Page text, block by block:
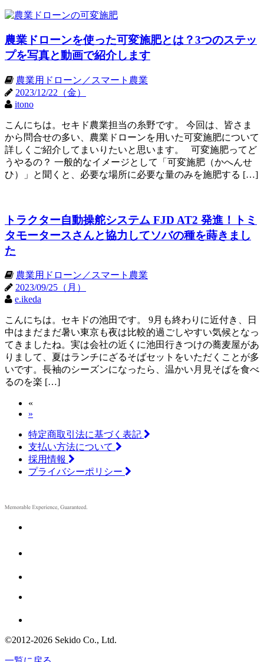
農業ドローンを使った可変施肥とは？3つのステッ
プを写真と動画で紹介します
農業用ドローン／スマート農業
2023/12/22（金）
itono
こんにちは。セキド農業担当の糸野です。 今回は、皆さま
から問合せの多い、農業ドローンを用いた可変施肥について
詳しくご紹介してまいりたいと思います。 可変施肥ってど
うやるの？ 一般的なイメージとして「可変施肥（かへんせ
ひ）」と聞くと、必要な場所に必要な量のみを施肥する […]
トラクター自動操舵システム FJD AT2 発進！トミ
タモータースさんと協力してソバの種を蒔きまし
た
農業用ドローン／スマート農業
2023/09/25（月）
e.ikeda
こんにちは。セキドの池田です。 9月も終わりに近付き、日
中はまだまだ暑い東京も夜は比較的過ごしやすい気候となっ
てきましたね。実は会社の近くに池田行きつけの蕎麦屋があ
りまして、夏はランチにざるそばセットをいただくことが多
いです。長袖のシーズンになったら、温かい月見そばを食べ
るのを楽 […]
«
»
特定商取引法に基づく表記
支払い方法について
採用情報
プライバシーポリシー
©2012-2026 Sekido Co., Ltd.